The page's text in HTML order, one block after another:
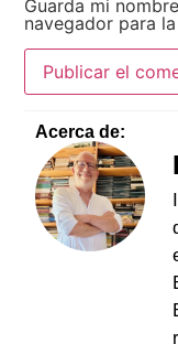
Guarda mi
navegador para
Acerca de: